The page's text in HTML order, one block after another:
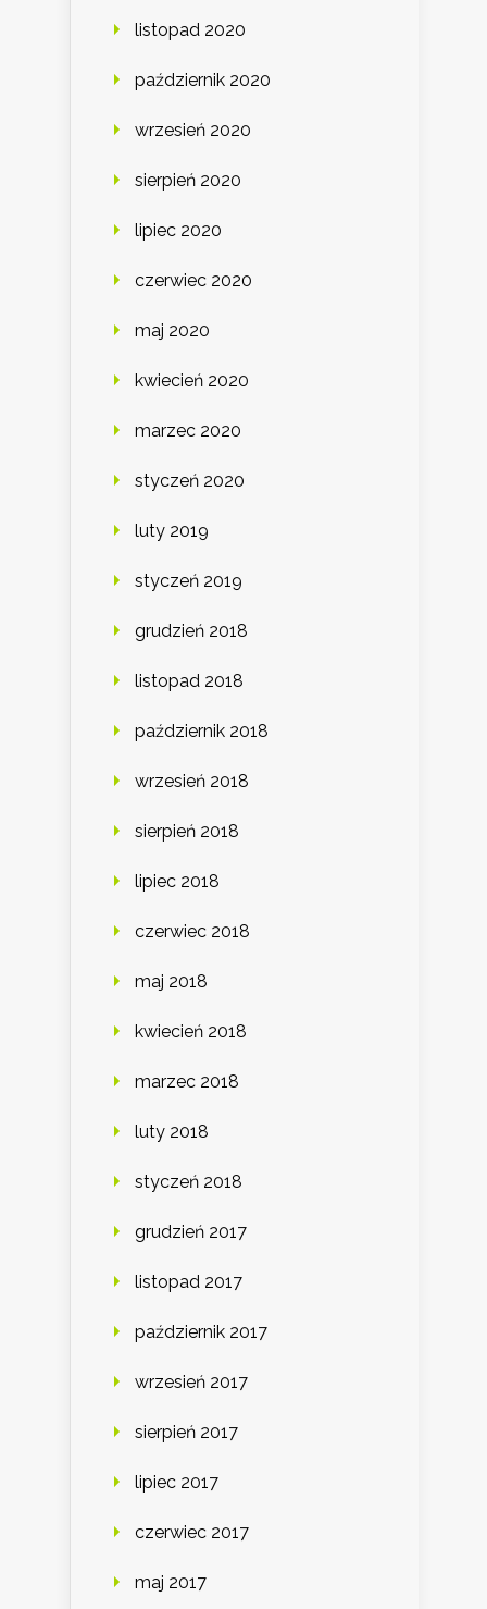
listopad 2020
październik 2020
wrzesień 2020
sierpień 2020
lipiec 2020
czerwiec 2020
maj 2020
kwiecień 2020
marzec 2020
styczeń 2020
luty 2019
styczeń 2019
grudzień 2018
listopad 2018
październik 2018
wrzesień 2018
sierpień 2018
lipiec 2018
czerwiec 2018
maj 2018
kwiecień 2018
marzec 2018
luty 2018
styczeń 2018
grudzień 2017
listopad 2017
październik 2017
wrzesień 2017
sierpień 2017
lipiec 2017
czerwiec 2017
maj 2017